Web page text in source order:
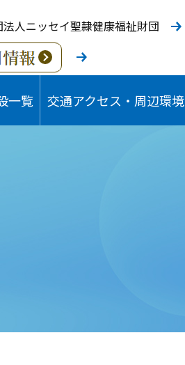
人ニッセイ聖隷健康福祉財団
一覧 交通アクセス・周辺環境